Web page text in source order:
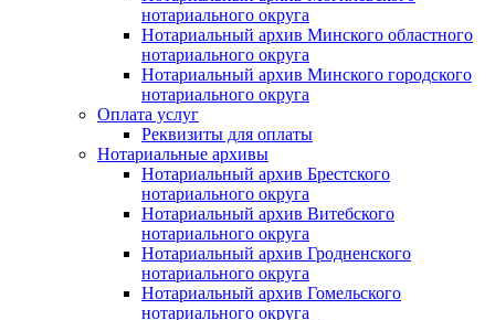
нотариального округа
Нотариальный архив Минского областного
нотариального округа
Нотариальный архив Минского городского
нотариального округа
Оплата услуг
Реквизиты для оплаты
Нотариальные архивы
Нотариальный архив Брестского
нотариального округа
Нотариальный архив Витебского
нотариального округа
Нотариальный архив Гродненского
нотариального округа
Нотариальный архив Гомельского
нотариального округа